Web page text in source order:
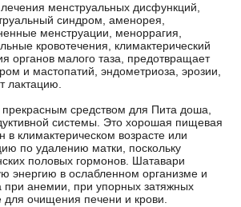
менструальных дисфункций,
синдром, аменорея,
менструации, меноррагия,
кровотечения, климактерический
органов малого таза, предотвращает
и мастопатий, эндометриоза, эрозии,
лактацию.
средством для Пита доша,
системы. Это хорошая пищевая
климактерическом возрасте или
по удалению матки, поскольку
половых гормонов. Шатавари
энергию в ослабленном организме и
при анемии, при упорных затяжных
для очищения печени и крови.